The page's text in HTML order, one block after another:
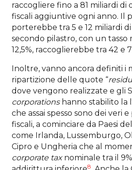
raccogliere fino a 81 miliardi di
fiscali aggiuntive ogni anno. Il
porterebbe tra 5 e 12 miliardi
secondo pilastro, con un tasso
12,5%, raccoglierebbe tra 42 e
Inoltre, vanno ancora definiti i
ripartizione delle quote “
dove vengono realizzate e gli
corporationshanno stabilito la
che assai spesso sono dei veri
fiscali, a cominciare da Paesi
come Irlanda, Lussemburgo,
Cipro e Ungheria che al
corporate taxnominale tra il 9%
8